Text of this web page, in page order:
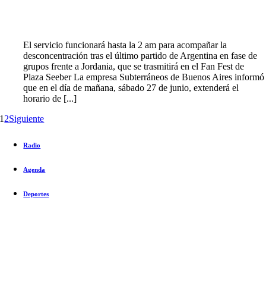
El servicio funcionará hasta la 2 am para acompañar la
desconcentración tras el último partido de Argentina en fase de
grupos frente a Jordania, que se trasmitirá en el Fan Fest de
Plaza Seeber La empresa Subterráneos de Buenos Aires informó
que en el día de mañana, sábado 27 de junio, extenderá el
horario de [...]
1 2Siguiente
Radio
Agenda
Deportes